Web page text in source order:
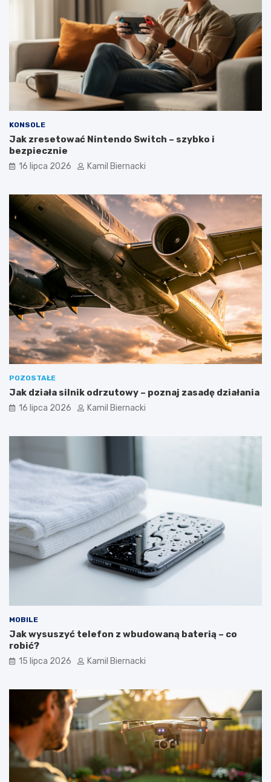
KONSOLE
Jak zresetować Nintendo Switch – szybko i
bezpiecznie
16 lipca 2026 Kamil Biernacki
POZOSTAŁE
Jak działa silnik odrzutowy – poznaj zasadę działania
16 lipca 2026 Kamil Biernacki
MOBILE
Jak wysuszyć telefon z wbudowaną baterią – co
robić?
15 lipca 2026 Kamil Biernacki